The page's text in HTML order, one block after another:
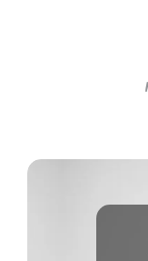
Kevin
Kevin